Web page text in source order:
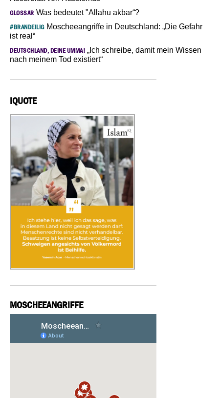
GLOSSAR Was bedeutet "Allahu akbar“?
#BRANDEILIGMoscheeangriffe in Deutschland: „Die Gefahr
ist real“
DEUTSCHLAND, DEINE UMMA! „Ich schreibe, damit mein Wissen
nach meinem Tod existiert“
IQUOTE
MOSCHEEANGRIFFE